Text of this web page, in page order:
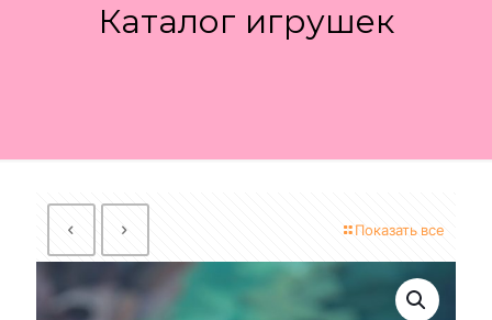
Каталог игрушек
Показать все